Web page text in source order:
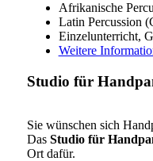
Afrikanische
Latin Percussion
Einzelunterricht,
Weitere
Studio für
Sie wünschen sich
DasStudio für
Ort dafür.